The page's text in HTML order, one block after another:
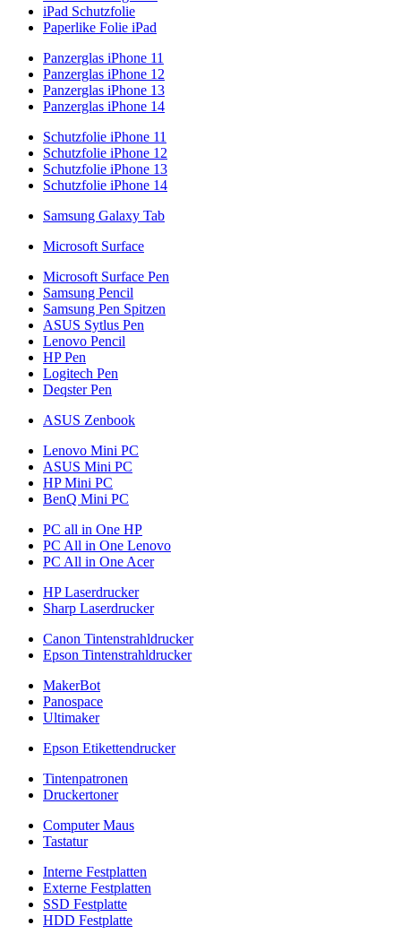
iPad Schutzfolie
Paperlike Folie iPad
Panzerglas iPhone 11
Panzerglas iPhone 12
Panzerglas iPhone 13
Panzerglas iPhone 14
Schutzfolie iPhone 11
Schutzfolie iPhone 12
Schutzfolie iPhone 13
Schutzfolie iPhone 14
Samsung Galaxy Tab
Microsoft Surface
Microsoft Surface Pen
Samsung Pencil
Samsung Pen Spitzen
ASUS Sytlus Pen
Lenovo Pencil
HP Pen
Logitech Pen
Deqster Pen
ASUS Zenbook
Lenovo Mini PC
ASUS Mini PC
HP Mini PC
BenQ Mini PC
PC all in One HP
PC All in One Lenovo
PC All in One Acer
HP Laserdrucker
Sharp Laserdrucker
Canon Tintenstrahldrucker
Epson Tintenstrahldrucker
MakerBot
Panospace
Ultimaker
Epson Etikettendrucker
Tintenpatronen
Druckertoner
Computer Maus
Tastatur
Interne Festplatten
Externe Festplatten
SSD Festplatte
HDD Festplatte